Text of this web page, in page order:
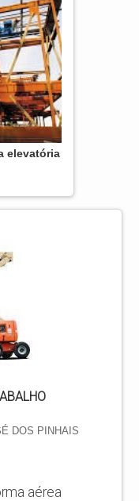
elevatória
DOS PINHAIS
aérea